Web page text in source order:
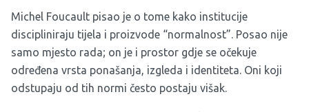
Michel Foucault pisao je o tome kako institucije
discipliniraju tijela i proizvode “normalnost”. Posao nije
samo mjesto rada; on je i prostor gdje se očekuje
određena vrsta ponašanja, izgleda i identiteta. Oni koji
odstupaju od tih normi često postaju višak.